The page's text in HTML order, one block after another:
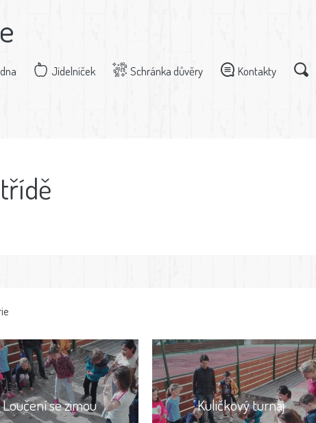
Jídelníček Schránka důvěry Kontakty
Loučení se zimou Kuličkový turnaj